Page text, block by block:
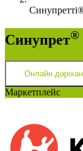
Синупрет®
Онлайн
Маркетплейс